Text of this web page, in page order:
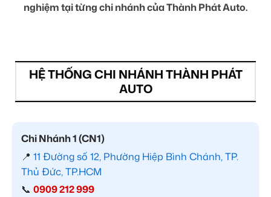
nghiệm tại từng chi nhánh của Thành Phát Auto.
HỆ THỐNG CHI NHÁNH THÀNH PHÁT
AUTO
Chi Nhánh 1 (CN1)
📍 11 Đường số 12, Phường Hiệp Bình Chánh, TP.
Thủ Đức, TP.HCM
📞 0909 212 999